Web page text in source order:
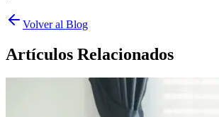
Volver al Blog
Artículos Relacionados